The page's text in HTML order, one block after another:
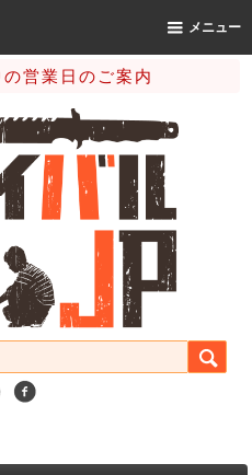
メニュー
営業日のご案内